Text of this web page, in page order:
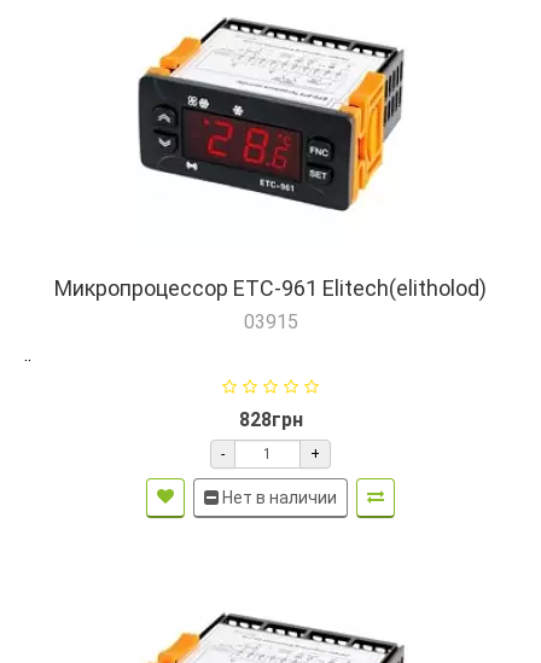
Микропроцессор ETC-961 Elitech(elitholod)
03915
..
828грн
- +
Нет в наличии